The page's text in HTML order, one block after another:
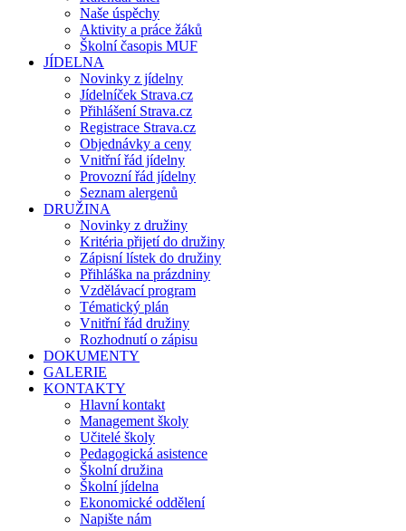
Naše úspěchy
Aktivity a práce žáků
Školní časopis MUF
JÍDELNA
Novinky z jídelny
Jídelníček Strava.cz
Přihlášení Strava.cz
Registrace Strava.cz
Objednávky a ceny
Vnitřní řád jídelny
Provozní řád jídelny
Seznam alergenů
DRUŽINA
Novinky z družiny
Kritéria přijetí do družiny
Zápisní lístek do družiny
Přihláška na prázdniny
Vzdělávací program
Tématický plán
Vnitřní řád družiny
Rozhodnutí o zápisu
DOKUMENTY
GALERIE
KONTAKTY
Hlavní kontakt
Management školy
Učitelé školy
Pedagogická asistence
Školní družina
Školní jídelna
Ekonomické oddělení
Napište nám